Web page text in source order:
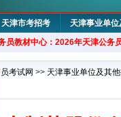
天津市考招考 天津事业单
员教材中心：2026年天津公务
考试网 >> 天津事业单位及其